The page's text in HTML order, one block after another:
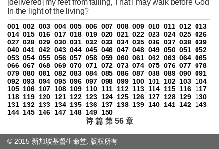
[delivered] my feet from falling, That I may walk before God
In the light of the living?
001 002 003 004 005 006 007 008 009 010 011 012 013
014 015 016 017 018 019 020 021 022 023 024 025 026
027 028 029 030 031 032 033 034 035 036 037 038 039
040 041 042 043 044 045 046 047 048 049 050 051 052
053 054 055 056 057 058 059 060 061 062 063 064 065
066 067 068 069 070 071 072 073 074 075 076 077 078
079 080 081 082 083 084 085 086 087 088 089 090 091
092 093 094 095 096 097 098 099 100 101 102 103 104
105 106 107 108 109 110 111 112 113 114 115 116 117
118 119 120 121 122 123 124 125 126 127 128 129 130
131 132 133 134 135 136 137 138 139 140 141 142 143
144 145 146 147 148 149 150
诗 篇 第 56 章
© 2015 新加坡基督生命堂. 版权所有